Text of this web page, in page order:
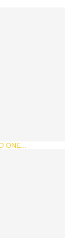
ONE...